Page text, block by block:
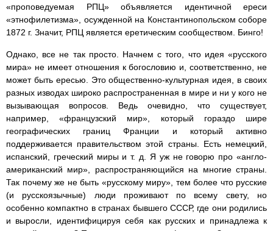
«проповедуемая РПЦ» объявляется идентичной ереси
«этнофилетизма», осужденной на Константинопольском соборе
1872 г. Значит, РПЦ является еретическим сообществом. Бинго!
Однако, все не так просто. Начнем с того, что идея «русского
мира» не имеет отношения к богословию и, соответственно, не
может быть ересью. Это общественно-культурная идея, в своих
разных изводах широко распространенная в мире и ни у кого не
вызывающая вопросов. Ведь очевидно, что существует,
например, «французский мир», который гораздо шире
географических границ Франции и который активно
поддерживается правительством этой страны. Есть немецкий,
испанский, греческий миры и т. д. Я уж не говорю про «англо-
американский мир», распространяющийся на многие страны.
Так почему же не быть «русскому миру», тем более что русские
(и русскоязычные) люди проживают по всему свету, но
особенно компактно в странах бывшего СССР, где они родились
и выросли, идентифицируя себя как русских и принадлежа к